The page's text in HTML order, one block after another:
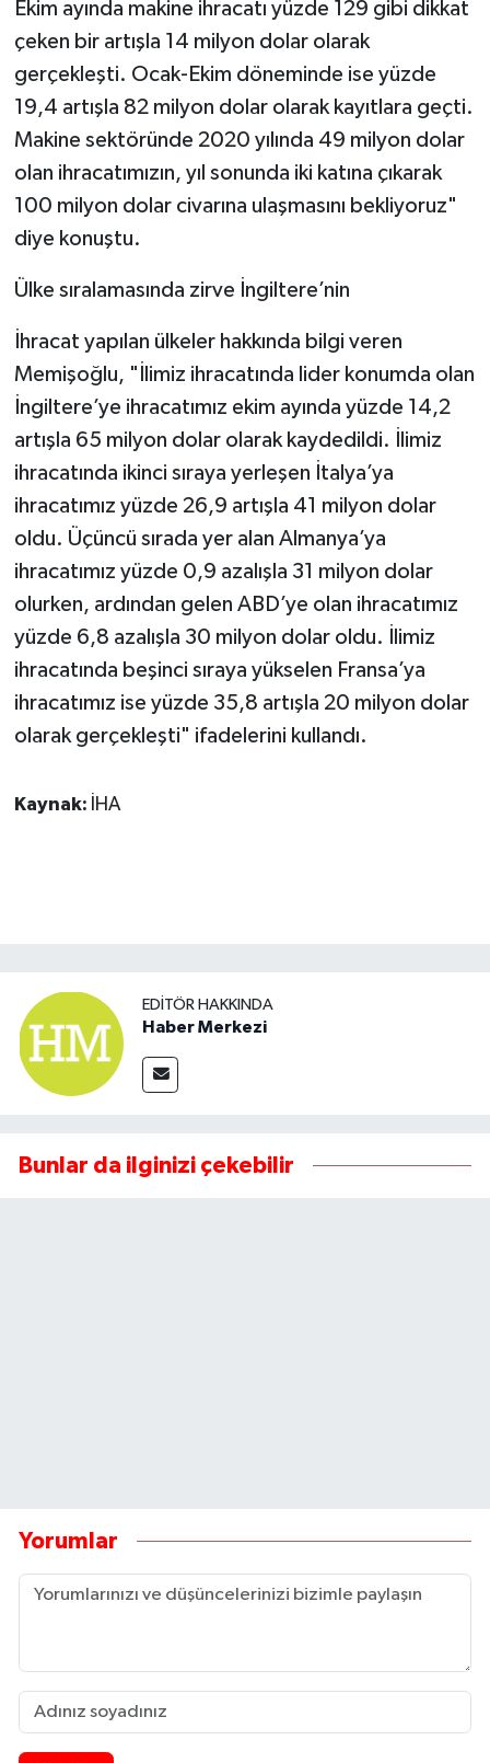
Ekim ayında makine ihracatı yüzde 129 gibi dikkat
çeken bir artışla 14 milyon dolar olarak
gerçekleşti. Ocak-Ekim döneminde ise yüzde
19,4 artışla 82 milyon dolar olarak kayıtlara geçti.
Makine sektöründe 2020 yılında 49 milyon dolar
olan ihracatımızın, yıl sonunda iki katına çıkarak
100 milyon dolar civarına ulaşmasını bekliyoruz"
diye konuştu.
Ülke sıralamasında zirve İngiltere’nin
İhracat yapılan ülkeler hakkında bilgi veren
Memişoğlu, "İlimiz ihracatında lider konumda olan
İngiltere’ye ihracatımız ekim ayında yüzde 14,2
artışla 65 milyon dolar olarak kaydedildi. İlimiz
ihracatında ikinci sıraya yerleşen İtalya’ya
ihracatımız yüzde 26,9 artışla 41 milyon dolar
oldu. Üçüncü sırada yer alan Almanya’ya
ihracatımız yüzde 0,9 azalışla 31 milyon dolar
olurken, ardından gelen ABD’ye olan ihracatımız
yüzde 6,8 azalışla 30 milyon dolar oldu. İlimiz
ihracatında beşinci sıraya yükselen Fransa’ya
ihracatımız ise yüzde 35,8 artışla 20 milyon dolar
olarak gerçekleşti" ifadelerini kullandı.
Kaynak: İHA
EDITÖR HAKKINDA
Haber Merkezi
Bunlar da ilginizi çekebilir
Yorumlar